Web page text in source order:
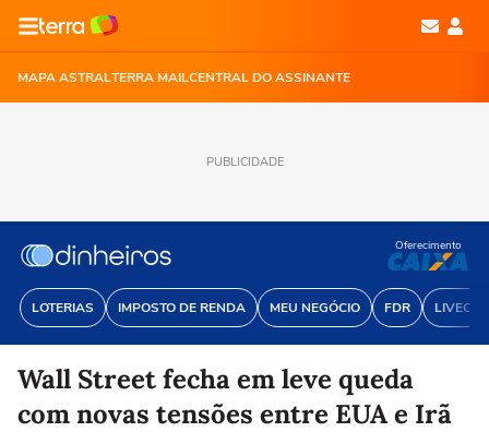
MAPA ASTRALTERRA MAILCENTRAL DO ASSINANTE
PUBLICIDADE
LOTERIAS IMPOSTO DE RENDA MEU NEGÓCIO FDR
Oferecimento
Wall Street fecha em leve queda
com novas tensões entre EUA e Irã